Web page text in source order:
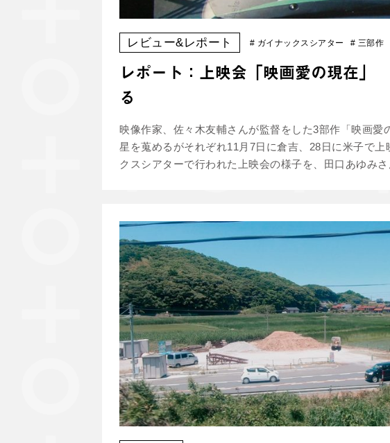
レビュー&レポート # ガイナックスシアター # 三部作
レポート：上映会「映画愛の現在」
る
映像作家、佐々木友輔さんが監督をした3部作「映画愛
星を蒐めるがそれぞれ11月7日に倉吉、28日に米子で
クスシアターで行われた上映会の様子を、田口あゆみさ